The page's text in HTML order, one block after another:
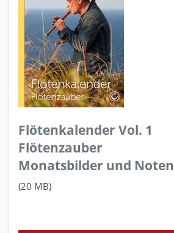
Flötenkalender Vol. 1
Flötenzauber
Monatsbilder und Noten
(20 MB)